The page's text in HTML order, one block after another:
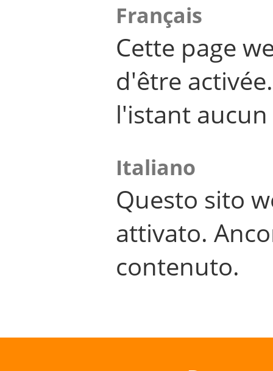
Français
Cette page
d'être
l'istant
Italiano
Questo sito
attivato.
contenuto.